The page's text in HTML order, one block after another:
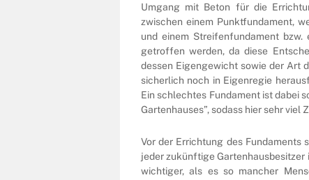
Umgang mit Beton für die
zwischen einem Punktfundament,
und einem Streifenfundament
getroffen werden, da diese
dessen Eigengewicht sowie der Art
sicherlich noch in Eigenregie
Ein schlechtes Fundament ist dabei
Gartenhauses”, sodass hier sehr viel
Vor der Errichtung des Fundaments
jeder zukünftige Gartenhausbesitzer
wichtiger, als es so mancher